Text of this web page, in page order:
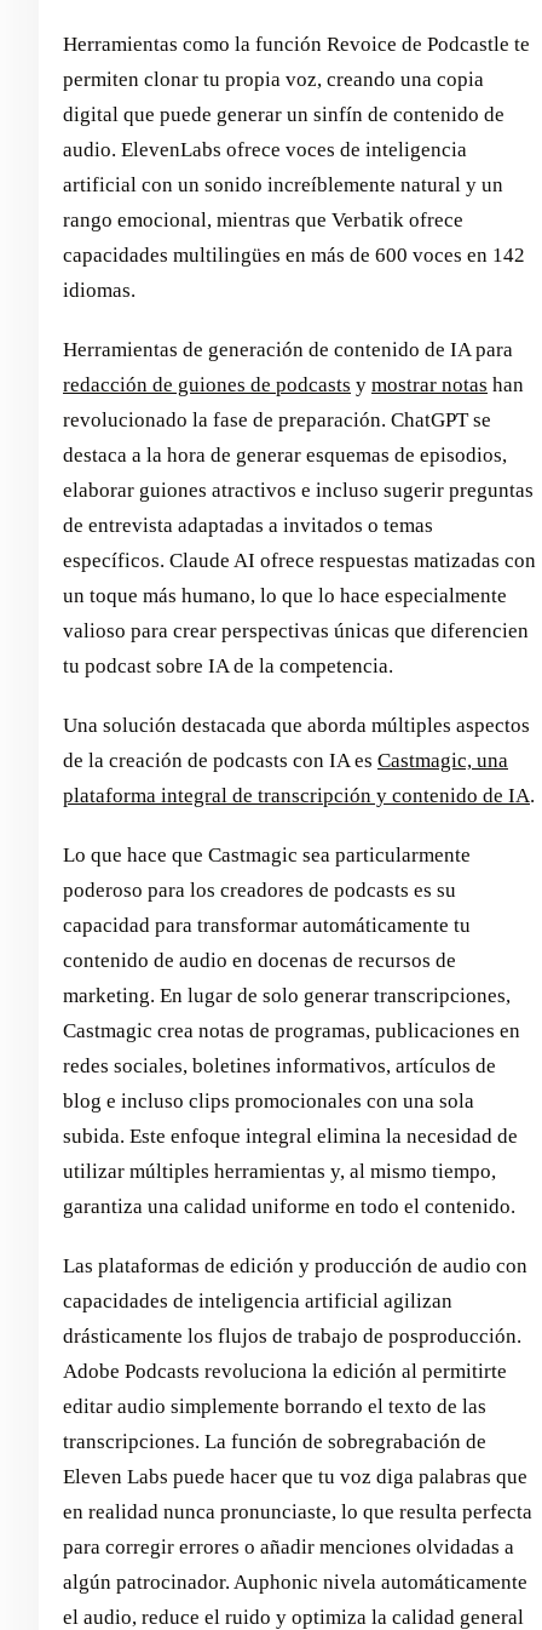
Herramientas como la función Revoice de Podcastle te
permiten clonar tu propia voz, creando una copia
digital que puede generar un sinfín de contenido de
audio. ElevenLabs ofrece voces de inteligencia
artificial con un sonido increíblemente natural y un
rango emocional, mientras que Verbatik ofrece
capacidades multilingües en más de 600 voces en 142
idiomas.
Herramientas de generación de contenido de IA para
redacción de guiones de podcasts y mostrar notas han
revolucionado la fase de preparación. ChatGPT se
destaca a la hora de generar esquemas de episodios,
elaborar guiones atractivos e incluso sugerir preguntas
de entrevista adaptadas a invitados o temas
específicos. Claude AI ofrece respuestas matizadas con
un toque más humano, lo que lo hace especialmente
valioso para crear perspectivas únicas que diferencien
tu podcast sobre IA de la competencia.
Una solución destacada que aborda múltiples aspectos
de la creación de podcasts con IA es Castmagic, una
plataforma integral de transcripción y contenido de IA.
Lo que hace que Castmagic sea particularmente
poderoso para los creadores de podcasts es su
capacidad para transformar automáticamente tu
contenido de audio en docenas de recursos de
marketing. En lugar de solo generar transcripciones,
Castmagic crea notas de programas, publicaciones en
redes sociales, boletines informativos, artículos de
blog e incluso clips promocionales con una sola
subida. Este enfoque integral elimina la necesidad de
utilizar múltiples herramientas y, al mismo tiempo,
garantiza una calidad uniforme en todo el contenido.
Las plataformas de edición y producción de audio con
capacidades de inteligencia artificial agilizan
drásticamente los flujos de trabajo de posproducción.
Adobe Podcasts revoluciona la edición al permitirte
editar audio simplemente borrando el texto de las
transcripciones. La función de sobregrabación de
Eleven Labs puede hacer que tu voz diga palabras que
en realidad nunca pronunciaste, lo que resulta perfecta
para corregir errores o añadir menciones olvidadas a
algún patrocinador. Auphonic nivela automáticamente
el audio, reduce el ruido y optimiza la calidad general